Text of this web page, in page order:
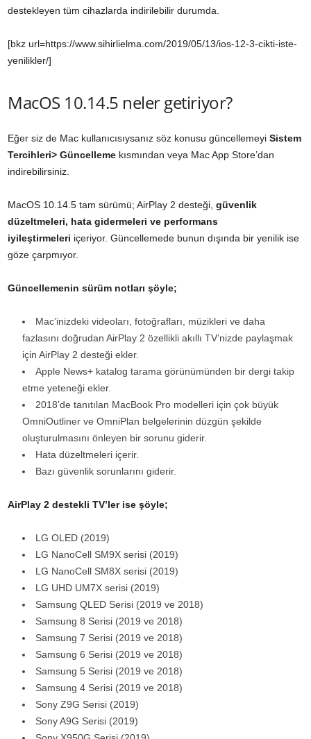
destekleyen tüm cihazlarda indirilebilir durumda.
[bkz url=https://www.sihirlielma.com/2019/05/13/ios-12-3-cikti-iste-
yenilikler/]
MacOS 10.14.5 neler getiriyor?
Eğer siz de Mac kullanıcısıysanız söz konusu güncellemeyi Sistem
Tercihleri> Güncelleme kısmından veya Mac App Store’dan
indirebilirsiniz.
MacOS 10.14.5 tam sürümü; AirPlay 2 desteği, güvenlik
düzeltmeleri, hata gidermeleri ve performans
iyileştirmeleri içeriyor. Güncellemede bunun dışında bir yenilik ise
göze çarpmıyor.
Güncellemenin sürüm notları şöyle;
Mac’inizdeki videoları, fotoğrafları, müzikleri ve daha
fazlasını doğrudan AirPlay 2 özellikli akıllı TV’nizde paylaşmak
için AirPlay 2 desteği ekler.
Apple News+ katalog tarama görünümünden bir dergi takip
etme yeteneği ekler.
2018’de tanıtılan MacBook Pro modelleri için çok büyük
OmniOutliner ve OmniPlan belgelerinin düzgün şekilde
oluşturulmasını önleyen bir sorunu giderir.
Hata düzeltmeleri içerir.
Bazı güvenlik sorunlarını giderir.
AirPlay 2 destekli TV’ler ise şöyle;
LG OLED (2019)
LG NanoCell SM9X serisi (2019)
LG NanoCell SM8X serisi (2019)
LG UHD UM7X serisi (2019)
Samsung QLED Serisi (2019 ve 2018)
Samsung 8 Serisi (2019 ve 2018)
Samsung 7 Serisi (2019 ve 2018)
Samsung 6 Serisi (2019 ve 2018)
Samsung 5 Serisi (2019 ve 2018)
Samsung 4 Serisi (2019 ve 2018)
Sony Z9G Serisi (2019)
Sony A9G Serisi (2019)